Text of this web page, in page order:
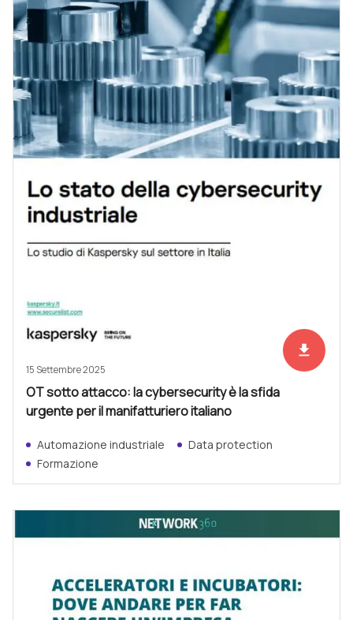
Scarica
file_download
15 Settembre 2025
OT sotto attacco: la cybersecurity è la sfida
urgente per il manifatturiero italiano
Automazione industriale
Data protection
Formazione